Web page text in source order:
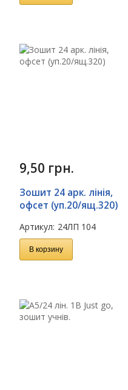
9,50 грн.
Зошит 24 арк. лінія,
офсет (уп.20/ящ.320)
Артикул: 24ЛП 104
В корзину